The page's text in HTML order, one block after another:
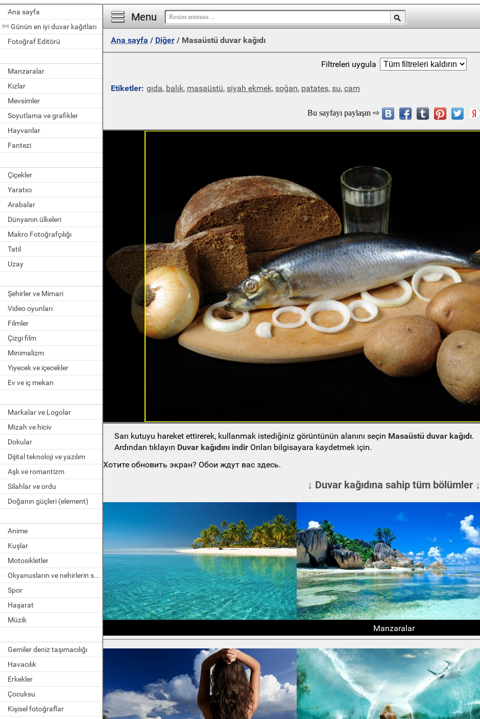
Ana sayfa
Günün en iyi duvar kağıtları
Fotoğraf Editörü
Manzaralar
Kızlar
Mevsimler
Soyutlama ve grafikler
Hayvanlar
Fantezi
Çiçekler
Yaratıcı
Arabalar
Dünyanın ülkeleri
Makro Fotoğrafçılığı
Tatil
Uzay
Şehirler ve Mimari
Video oyunları
Filmler
Çizgi film
Minimalizm
Yiyecek ve içecekler
Ev ve iç mekan
Markalar ve Logolar
Mizah ve hiciv
Dokular
Dijital teknoloji ve yazılım
Aşk ve romantizm
Silahlar ve ordu
Doğanın güçleri (element)
Anime
Kuşlar
Motosikletler
Okyanusların ve nehirlerin sakinleri
Spor
Haşarat
Müzik
Gemiler deniz taşımacılığı
Havacılık
Erkekler
Çocuksu
Kişisel fotoğraflar
Menu
Ana sayfa / Diğer/ Masaüstü duvar kağıdı
Filtreleri uygula
Etiketler: gıda, balık, masaüstü, siyah ekmek, soğan, patates, su, cam
Sarı kutuyu hareket ettirerek, kullanmak istediğiniz görüntünün alanını seçin Masaüstü duvar kağıdı.
Ardından tıklayın Duvar kağıdını indir Onları bilgisayara kaydetmek için.
Хотите обновить экран? Обои ждут вас здесь.
↓ Duvar kağıdına sahip tüm bölümler ↓
Manzaralar